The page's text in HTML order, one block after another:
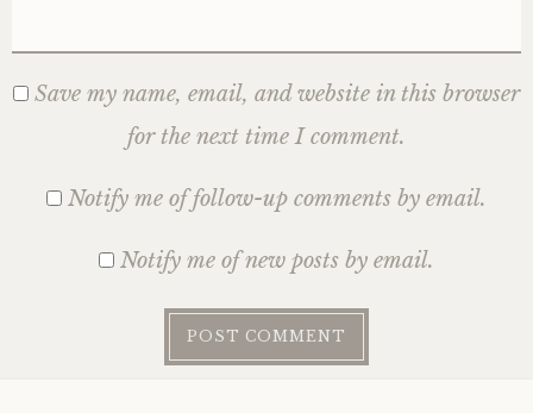
Save my name, email, and website in this browser
for the next time I comment.
Notify me of follow-up comments by email.
Notify me of new posts by email.